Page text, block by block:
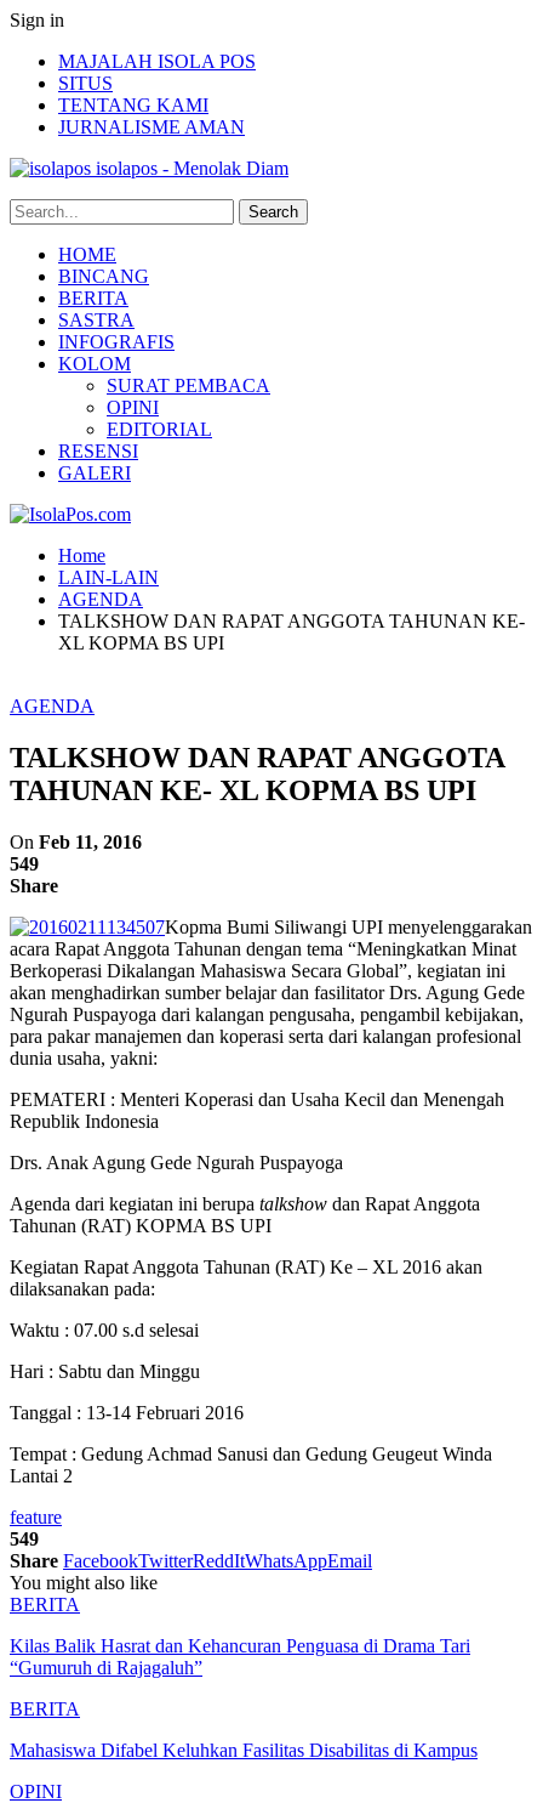
Sign in
MAJALAH ISOLA POS
SITUS
TENTANG KAMI
JURNALISME AMAN
isolapos - Menolak Diam
HOME
BINCANG
BERITA
SASTRA
INFOGRAFIS
KOLOM
SURAT PEMBACA
OPINI
EDITORIAL
RESENSI
GALERI
Home
LAIN-LAIN
AGENDA
TALKSHOW DAN RAPAT ANGGOTA TAHUNAN KE-
XL KOPMA BS UPI
AGENDA
TALKSHOW DAN RAPAT ANGGOTA
TAHUNAN KE- XL KOPMA BS UPI
On Feb 11, 2016
549
Share
Kopma Bumi Siliwangi UPI menyelenggarakan
acara Rapat Anggota Tahunan dengan tema “Meningkatkan Minat
Berkoperasi Dikalangan Mahasiswa Secara Global”, kegiatan ini
akan menghadirkan sumber belajar dan fasilitator Drs. Agung Gede
Ngurah Puspayoga dari kalangan pengusaha, pengambil kebijakan,
para pakar manajemen dan koperasi serta dari kalangan profesional
dunia usaha, yakni:
PEMATERI : Menteri Koperasi dan Usaha Kecil dan Menengah
Republik Indonesia
Drs. Anak Agung Gede Ngurah Puspayoga
Agenda dari kegiatan ini berupa talkshow dan Rapat Anggota
Tahunan (RAT) KOPMA BS UPI
Kegiatan Rapat Anggota Tahunan (RAT) Ke – XL 2016 akan
dilaksanakan pada:
Waktu : 07.00 s.d selesai
Hari : Sabtu dan Minggu
Tanggal : 13-14 Februari 2016
Tempat : Gedung Achmad Sanusi dan Gedung Geugeut Winda
Lantai 2
feature
549
Share FacebookTwitterReddItWhatsAppEmail
You might also like
BERITA
Kilas Balik Hasrat dan Kehancuran Penguasa di Drama Tari
“Gumuruh di Rajagaluh”
BERITA
Mahasiswa Difabel Keluhkan Fasilitas Disabilitas di Kampus
OPINI